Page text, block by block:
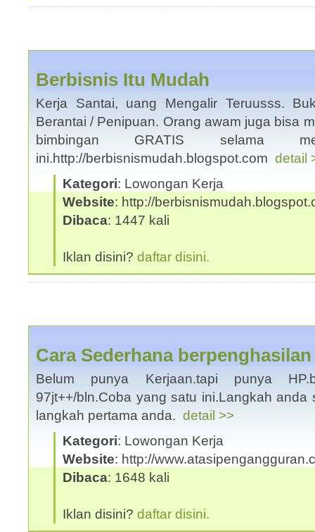
Berbisnis Itu Mudah
Kerja Santai, uang Mengalir Teruusss.
Berantai / Penipuan. Orang awam juga bisa
bimbingan GRATIS selama
ini.http://berbisnismudah.blogspot.com detail
Kategori: Lowongan Kerja
Website: http://
Dibaca: 1447 kali
Iklan disini? daftar disini.
Cara Sederhana
Belum punya Kerjaan.tapi punya
97jt++/bln.Coba yang satu ini.Langkah anda
langkah pertama anda. detail >>
Kategori: Lowongan Kerja
Website: http://
Dibaca: 1648 kali
Iklan disini? daftar disini.